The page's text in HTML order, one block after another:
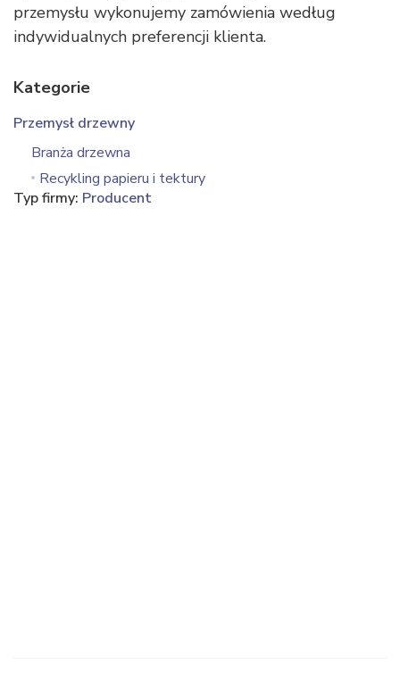
przemysłu wykonujemy zamówienia według
indywidualnych preferencji klienta.
Kategorie
Przemysł drzewny
Branża drzewna
Recykling papieru i tektury
Typ firmy: Producent